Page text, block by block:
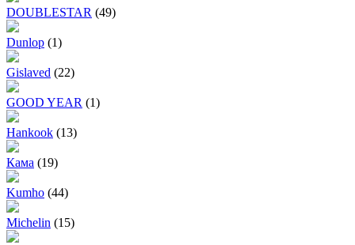
DOUBLESTAR (49)
Dunlop (1)
Gislaved (22)
GOOD YEAR (1)
Hankook (13)
Кама (19)
Kumho (44)
Michelin (15)